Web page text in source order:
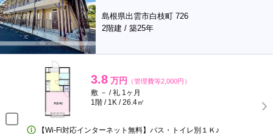
島根県出雲市白枝町 726
2階建 / 築25年
3.8 万円 （管理費等2,000円）
敷 － / 礼 1ヶ月
1階 / 1K / 26.4㎡
【Wi-Fi対応インターネット無料】バス・トイレ別１Ｋ♪